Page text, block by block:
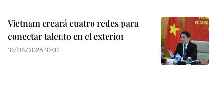
Vietnam creará cuatro redes para
conectar talento en el exterior
10/08/2026 10:02